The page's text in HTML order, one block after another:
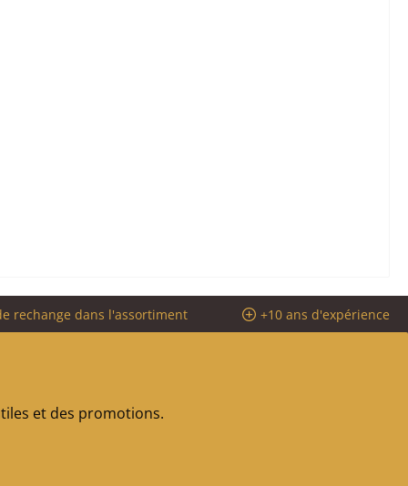
rechange dans l'assortiment +10 ans d'expérience
et des promotions.